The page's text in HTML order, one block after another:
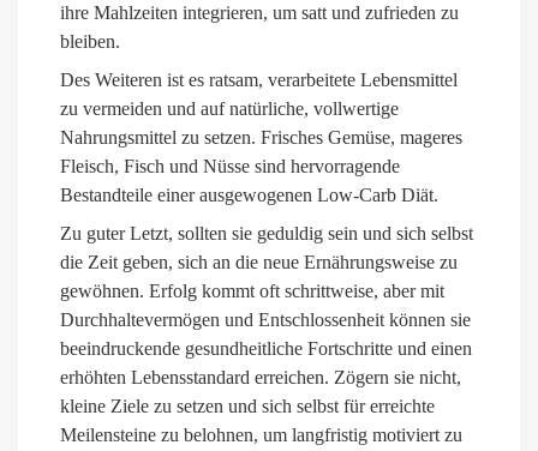
ihre Mahlzeiten integrieren, um satt und zufrieden zu
bleiben.
Des Weiteren ist es ratsam, verarbeitete Lebensmittel
zu vermeiden und auf natürliche, vollwertige
Nahrungsmittel zu setzen. Frisches Gemüse, mageres
Fleisch, Fisch und Nüsse sind hervorragende
Bestandteile einer ausgewogenen Low-Carb Diät.
Zu guter Letzt, sollten sie geduldig sein und sich selbst
die Zeit geben, sich an die neue Ernährungsweise zu
gewöhnen. Erfolg kommt oft schrittweise, aber mit
Durchhaltevermögen und Entschlossenheit können sie
beeindruckende gesundheitliche Fortschritte und einen
erhöhten Lebensstandard erreichen. Zögern sie nicht,
kleine Ziele zu setzen und sich selbst für erreichte
Meilensteine zu belohnen, um langfristig motiviert zu